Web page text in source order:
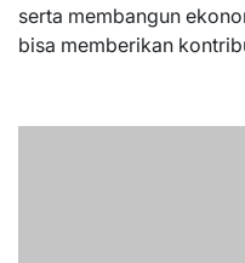
serta membangun
bisa memberikan